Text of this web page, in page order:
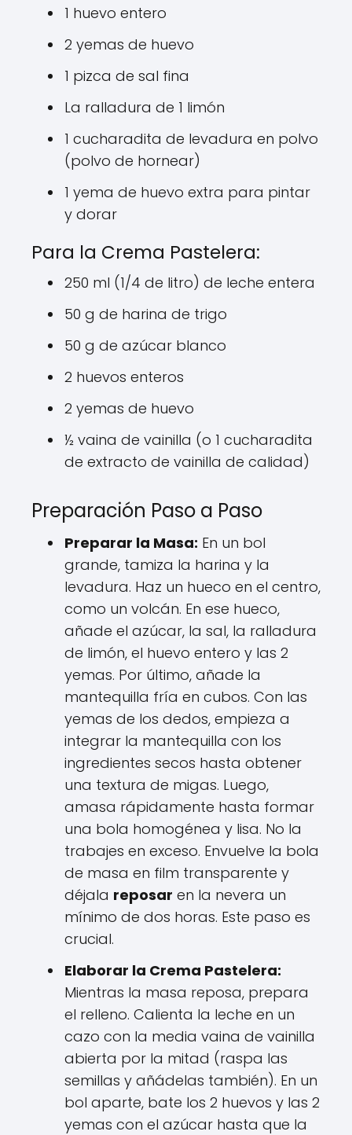
1 huevo entero
2 yemas de huevo
1 pizca de sal fina
La ralladura de 1 limón
1 cucharadita de levadura en polvo
(polvo de hornear)
1 yema de huevo extra para pintar
y dorar
Para la Crema Pastelera:
250 ml (1/4 de litro) de leche entera
50 g de harina de trigo
50 g de azúcar blanco
2 huevos enteros
2 yemas de huevo
½ vaina de vainilla (o 1 cucharadita
de extracto de vainilla de calidad)
Preparación Paso a Paso
Preparar la Masa: En un bol
grande, tamiza la harina y la
levadura. Haz un hueco en el centro,
como un volcán. En ese hueco,
añade el azúcar, la sal, la ralladura
de limón, el huevo entero y las 2
yemas. Por último, añade la
mantequilla fría en cubos. Con las
yemas de los dedos, empieza a
integrar la mantequilla con los
ingredientes secos hasta obtener
una textura de migas. Luego,
amasa rápidamente hasta formar
una bola homogénea y lisa. No la
trabajes en exceso. Envuelve la bola
de masa en film transparente y
déjala reposar en la nevera un
mínimo de dos horas. Este paso es
crucial.
Elaborar la Crema Pastelera:
Mientras la masa reposa, prepara
el relleno. Calienta la leche en un
cazo con la media vaina de vainilla
abierta por la mitad (raspa las
semillas y añádelas también). En un
bol aparte, bate los 2 huevos y las 2
yemas con el azúcar hasta que la